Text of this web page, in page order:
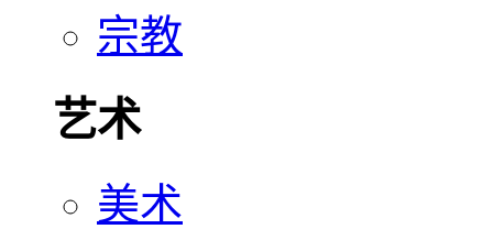
宗教
艺术
美术